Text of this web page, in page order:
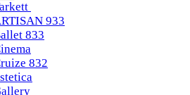
933
833
832